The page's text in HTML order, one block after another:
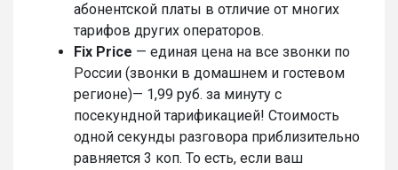
абонентской платы в отличие от многих
тарифов других операторов.
Fix Price — единая цена на все звонки по
России (звонки в домашнем и гостевом
регионе)— 1,99 руб. за минуту с
посекундной тарификацией! Стоимость
одной секунды разговора приблизительно
равняется 3 коп. То есть, если ваш